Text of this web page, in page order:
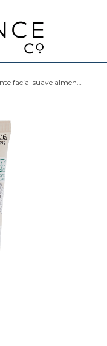
facial suave almendra